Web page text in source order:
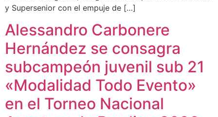
y Supersenior con el empuje de […]
Alessandro Carbonere
Hernández se consagra
subcampeón juvenil sub 21
«Modalidad Todo Evento»
en el Torneo Nacional